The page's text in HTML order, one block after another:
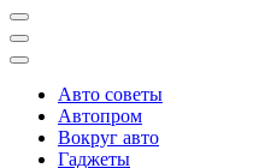
Авто советы
Автопром
Вокруг авто
Гаджеты